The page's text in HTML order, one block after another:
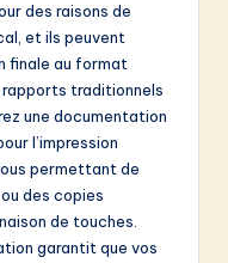
des raisons de
et ils peuvent
finale au format
rapports traditionnels
une documentation
l’impression
permettant de
des copies
de touches.
garantit que vos